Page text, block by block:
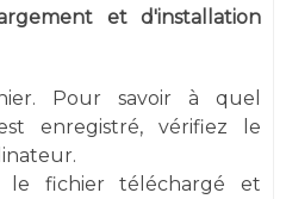
et d'installation
Pour savoir à quel
enregistré, vérifiez le
le fichier téléchargé et